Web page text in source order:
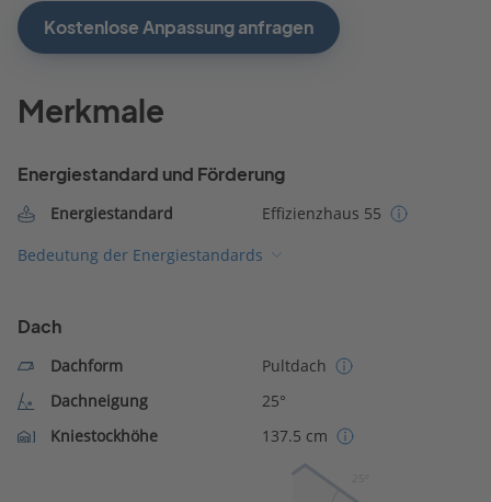
Kostenlose Anpassung anfragen
Merkmale
Energiestandard und Förderung
Energiestandard
Effizienzhaus 55
Bedeutung der Energiestandards
Dach
Dachform
Pultdach
Dachneigung
25°
Kniestockhöhe
137.5 cm